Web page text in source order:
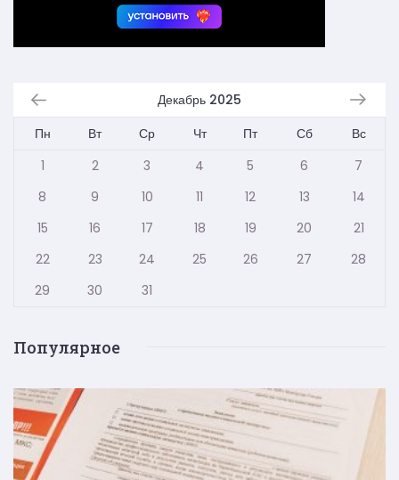
Декабрь 2025
Пн
Вт Ср Чт Пт Сб
Вс
1
2 3 4 5 6
7
8
9 10 11 12 13
14
15
16 17 18 19 20
21
22
23 24 25 26 27
28
29
30 31
Популярное